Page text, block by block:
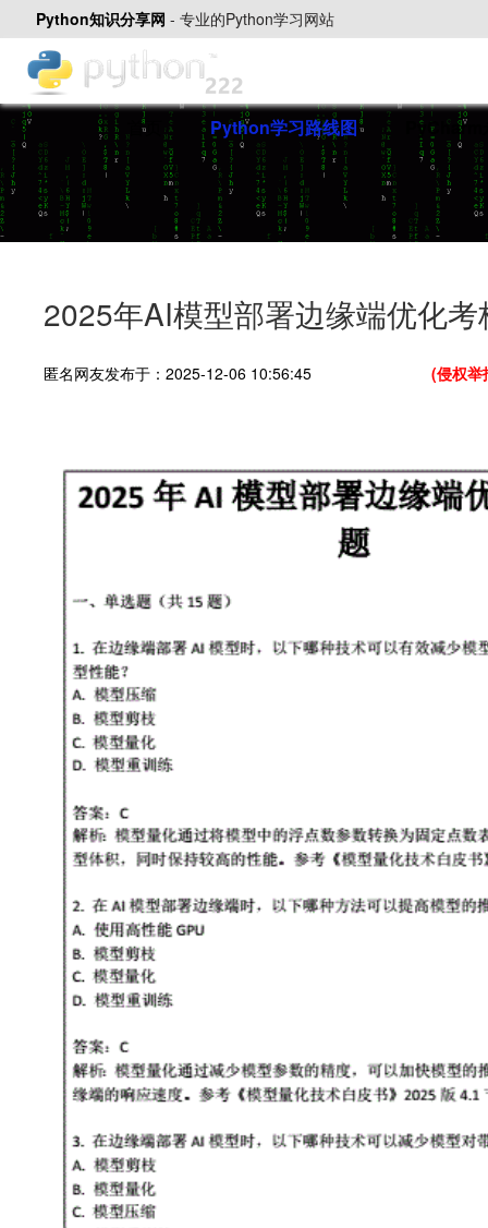
Python知识分享网 - 专业的Python学习网站
首页 Python学习路线图
2025年AI模型部署边缘端优化
匿名网友发布于：2025-12-06 10:56:45 (侵权举